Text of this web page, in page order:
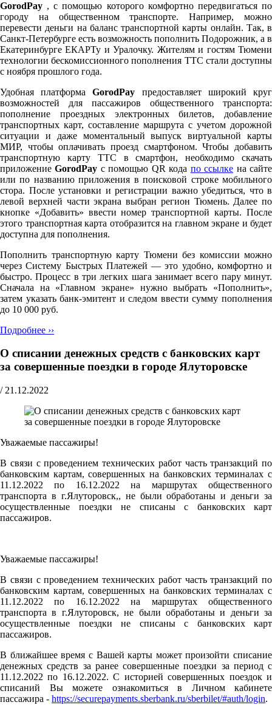
GorodPay , с помощью которого комфортно передвигаться по
городу на общественном транспорте. Например, можно
перевести деньги на баланс транспортной карты онлайн. Так, в
Санкт-Петербурге есть возможность пополнить Подорожник, а в
Екатеринбурге ЕКАРТу и Уралочку. Жителям и гостям Тюмени
технологии бескомиссионного пополнения ТТС стали доступны
с ноября прошлого года.
Удобная платформаGorodPay предоставляет широкий круг
возможностей для пассажиров общественного транспорта:
пополнение проездных электронных билетов, добавление
транспортных карт, составление маршрута с учетом дорожной
ситуации и даже моментальный выпуск виртуальной карты
МИР, чтобы оплачивать проезд смартфоном. Чтобы добавить
транспортную карту ТТС в смартфон, необходимо скачать
приложениеGorodPay с помощью QR кода по ссылке на сайте
или по названию приложения в поисковой строке мобильного
стора. После установки и регистрации важно убедиться, что в
левой верхней части экрана выбран регион Тюмень. Далее по
кнопке «Добавить» ввести номер транспортной карты. После
этого транспортная карта отобразится на главном экране и будет
доступна для пополнения.
Пополнить транспортную карту Тюмени без комиссии можно
через Систему Быстрых Платежей — это удобно, комфортно и
быстро. Процесс в три легких шага занимает всего пару минут.
Сначала на «Главном экране» нужно выбрать «Пополнить»,
затем указать банк-эмитент и следом ввести сумму пополнения
до 10 000 руб.
Подробнее ››
О списании денежных средств с банковских карт
за совершенные поездки в городе Ялуторовске
/ 21.12.2022
Уважаемые пассажиры!
В связи с проведением технических работ часть транзакций по
банковским картам, совершенных на банковских терминалах с
11.12.2022 по 16.12.2022 на маршрутах общественного
транспорта в г.Ялуторовск,, не были обработаны и деньги за
осуществленные поездки не списаны с банковских карт
пассажиров.
Уважаемые пассажиры!
В связи с проведением технических работ часть транзакций по
банковским картам, совершенных на банковских терминалах с
11.12.2022 по 16.12.2022 на маршрутах общественного
транспорта в г.Ялуторовск, не были обработаны и деньги за
осуществленные поездки не списаны с банковских карт
пассажиров.
В ближайшее время с Вашей карты может произойти списание
денежных средств за ранее совершенные поездки за период с
11.12.2022 по 16.12.2022. С историей совершенных поездок и
списаний Вы можете ознакомиться в Личном кабинете
пассажира - https://securepayments.sberbank.ru/sberbilet/#auth/login.